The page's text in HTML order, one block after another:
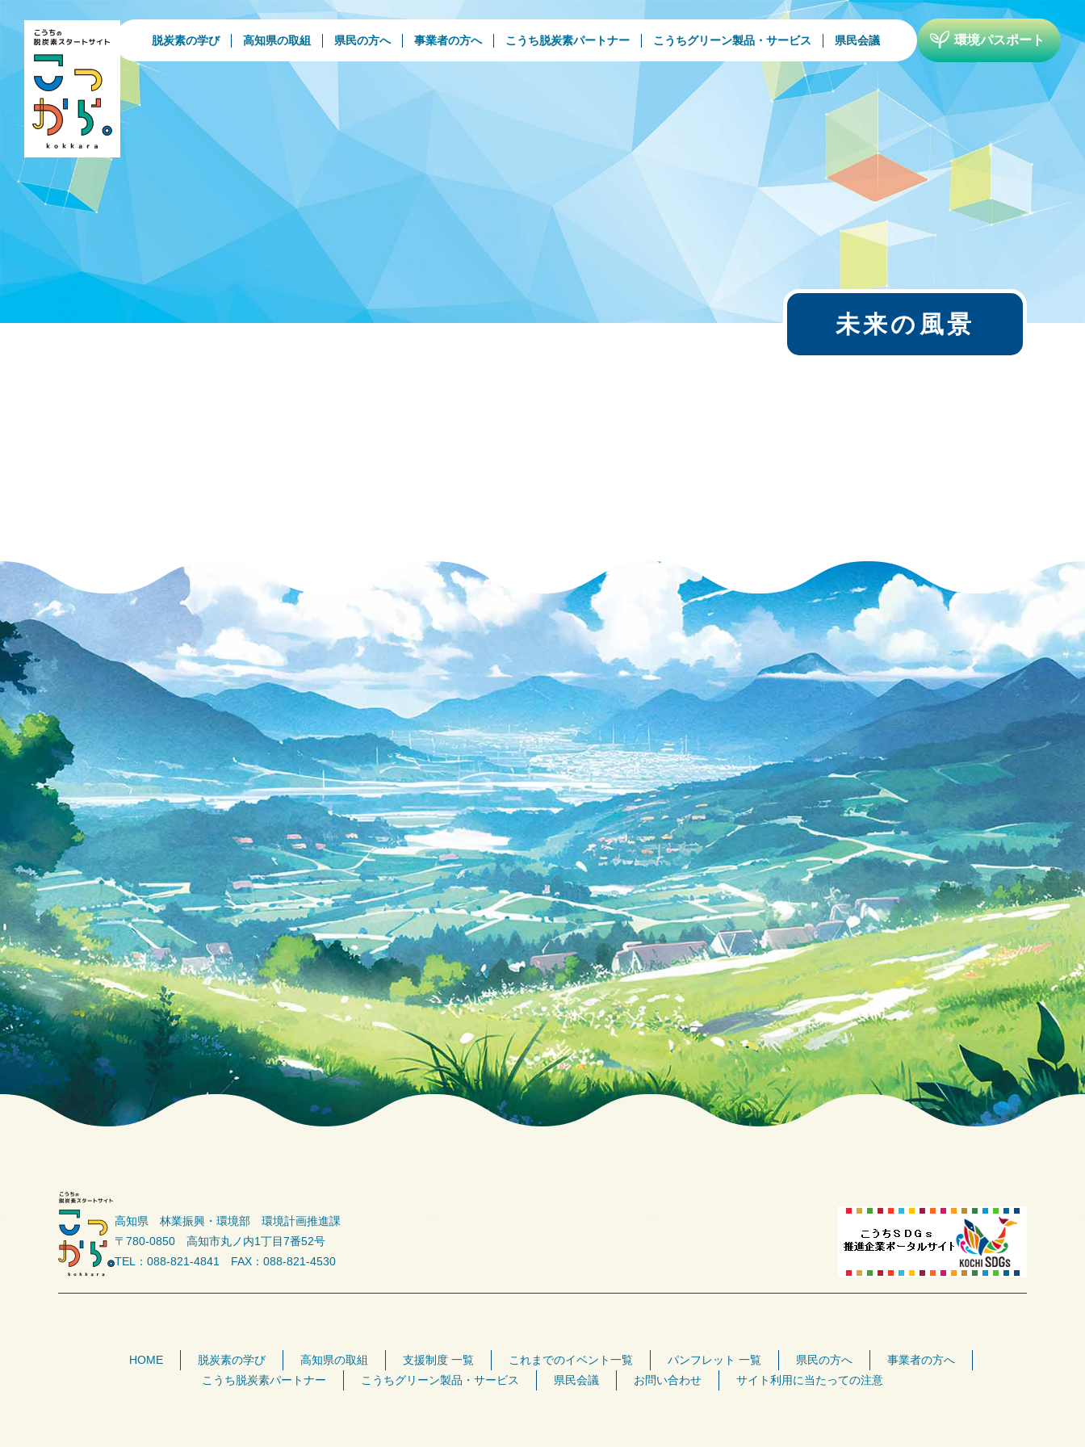
脱炭素の学び 高知県の取組 県民の方へ 事業者の方へ こうち脱炭素パートナー こうちグリーン製品・サービス 県民会議 環境パスポート
未来の風景
高知県 林業振興・環境部 環境計画推進課
〒780-0850 高知市丸ノ内1丁目7番52号
TEL：088-821-4841 FAX：088-821-4530
HOME 脱炭素の学び 高知県の取組 支援制度 一覧 これまでのイベント一覧 パンフレット 一覧 県民の方へ
事業者の方へ
こうち脱炭素パートナー
こうちグリーン製品・サービス 県民会議 お問い合わせ サイト利用に当たっての注意